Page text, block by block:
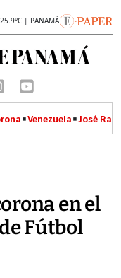
| PANAMÁ
Venezuela José
en el
Fútbol